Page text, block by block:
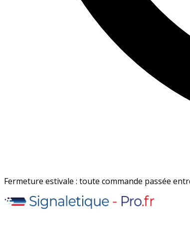
Fermeture estivale : toute commande passée